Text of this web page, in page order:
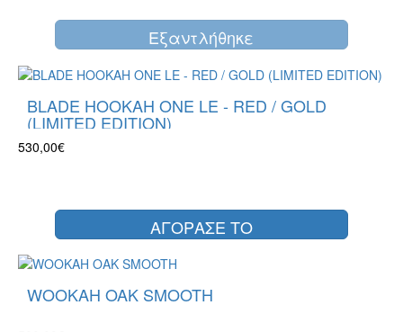
Eξαντλήθηκε
BLADE HOOKAH ONE LE - RED / GOLD
(LIMITED EDITION)
530,00€
ΑΓΟΡΑΣΕ ΤΟ
WOOKAH OAK SMOOTH